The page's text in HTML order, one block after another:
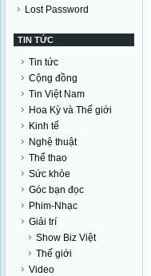
Lost Password
TIN TỨC
Tin tức
Cộng đồng
Tin Việt Nam
Hoa Kỳ và Thế giới
Kinh tế
Nghệ thuật
Thể thao
Sức khỏe
Góc bạn đọc
Phim-Nhạc
Giải trí
Show Biz Việt
Thế giới
Video